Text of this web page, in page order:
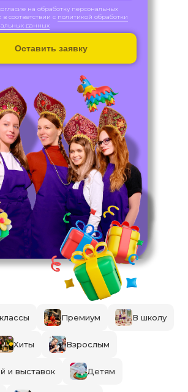
на обработку персональных
соответствии с политикой обработки
данных
Оставить заявку
Премиум В школу
Хиты Взрослым
и выставок Детям